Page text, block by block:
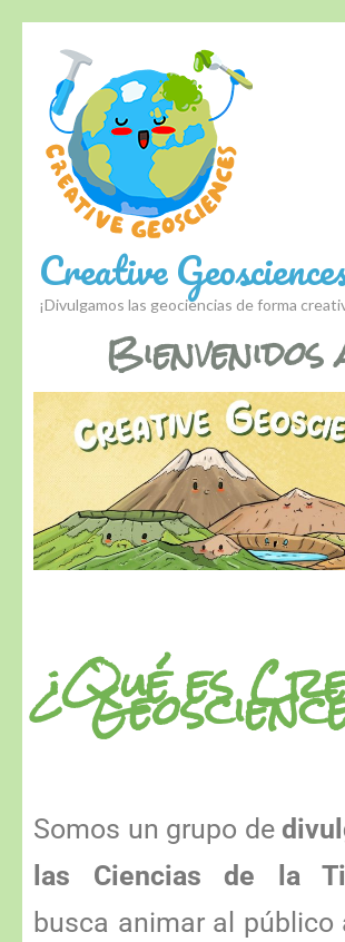
Creative
¡Divulgamos las geociencias de forma
Bienvenidos
¿Qué es
Somos un grupo de
las Ciencias de la
busca animar al público